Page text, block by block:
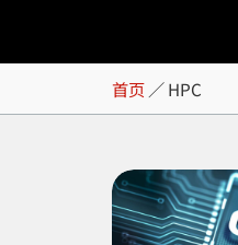
HPC
首页 ／HPC